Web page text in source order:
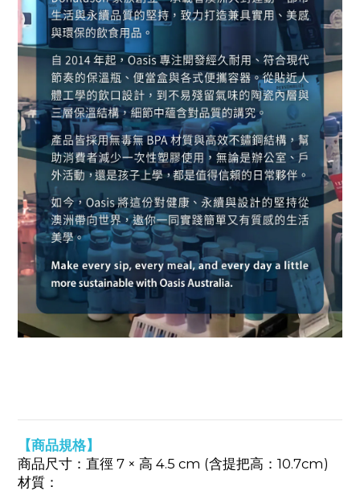
【商品規格】
商品尺寸：直徑 7 × 高 4.5 cm (含提把高：10.7cm)
材質：